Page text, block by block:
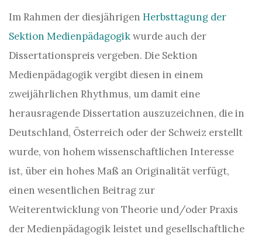
Im Rahmen der diesjährigen Herbsttagung der
Sektion Medienpädagogikwurde auch der
Dissertationspreis vergeben. Die Sektion
Medienpädagogik vergibt diesen in einem
zweijährlichen Rhythmus, um damit eine
herausragende Dissertation auszuzeichnen, die in
Deutschland, Österreich oder der Schweiz erstellt
wurde, von hohem wissenschaftlichen Interesse
ist, über ein hohes Maß an Originalität verfügt,
einen wesentlichen Beitrag zur
Weiterentwicklung von Theorie und/oder Praxis
der Medienpädagogik leistet und gesellschaftliche